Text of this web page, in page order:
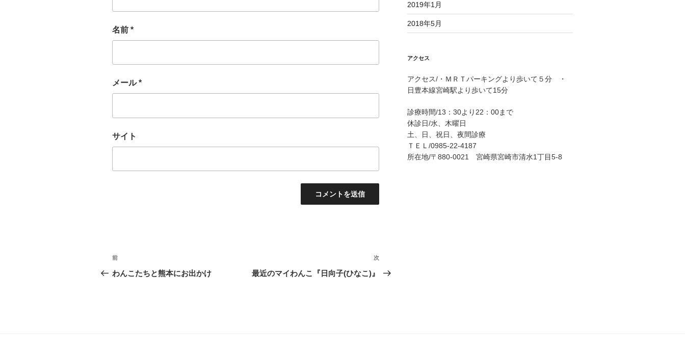
名前 *
メール*
サイト
投
稿
過
去
前
わんこたちと熊本にお出かけ
の
次
最近のマイわんこ『日向子(ひなこ)』
2019年1月
2018年5月
アクセス
アクセス/・ＭＲＴパーキングより歩いて５分 ・
日豊本線宮崎駅より歩いて15分
診療時間/13：30より22：00まで
休診日/水、木曜日
土、日、祝日、夜間診療
ＴＥＬ/0985-22-4187
所在地/〒880-0021 宮崎県宮崎市清水1丁目5-8